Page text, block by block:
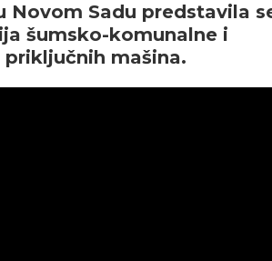
Novom Sadu predstavila
šumsko-komunalne i
mašina.